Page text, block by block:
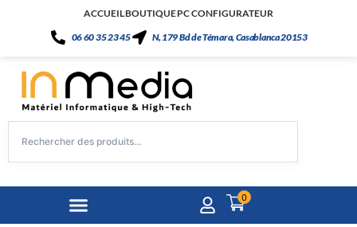
ACCUEILBOUTIQUEPC CONFIGURATEUR
06 60 35 23 45
N, 179 Bd de Témara, Casablanca 20153
0